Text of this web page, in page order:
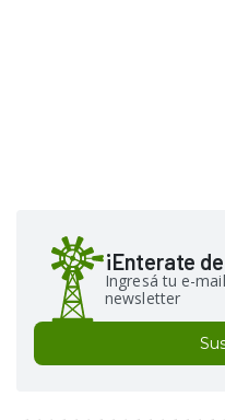
¡Enterate
Ingresá tu e-
newsletter